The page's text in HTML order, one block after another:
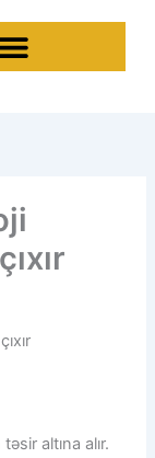
altına alır.